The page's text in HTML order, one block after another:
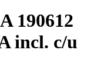
190612
incl. c/u